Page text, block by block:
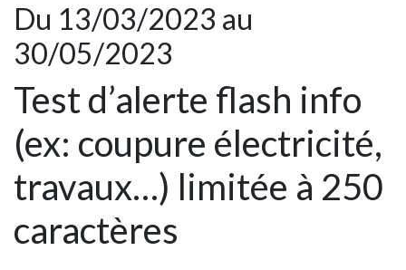
Du 13/03/2023 au
30/05/2023
Test d’alerte flash info
(ex: coupure électricité,
travaux…) limitée à 250
caractères